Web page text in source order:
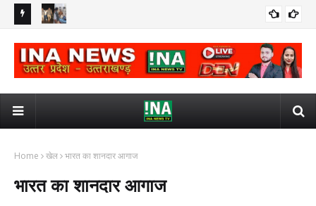
देवरिया : गोवंश तस्करी का 25 हजार का इनामी बदमाश मुठभेड़ में गिरफ्तार, पैर में
गोली लगी - INA NEWS
कासगंज : टैंकर की चपेट में आने से 10वीं की छात्रा की मौत - INA NEWS
जिला
Home खेल भारत का शानदार आगाज
भारत का शानदार आगाज